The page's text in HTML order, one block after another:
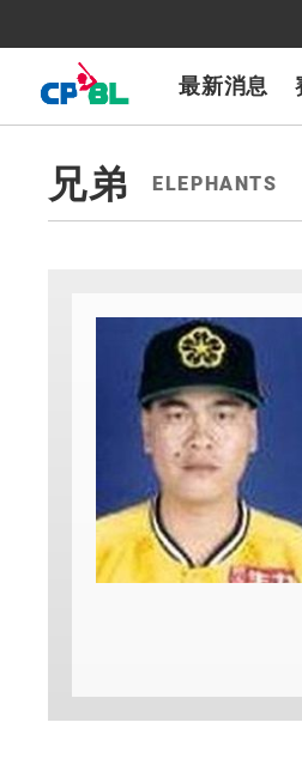
最新消息
7-ELEVEn獅
樂天桃猿富邦悍將 味全龍 台鋼雄鷹
兄弟 ELEPHANTS